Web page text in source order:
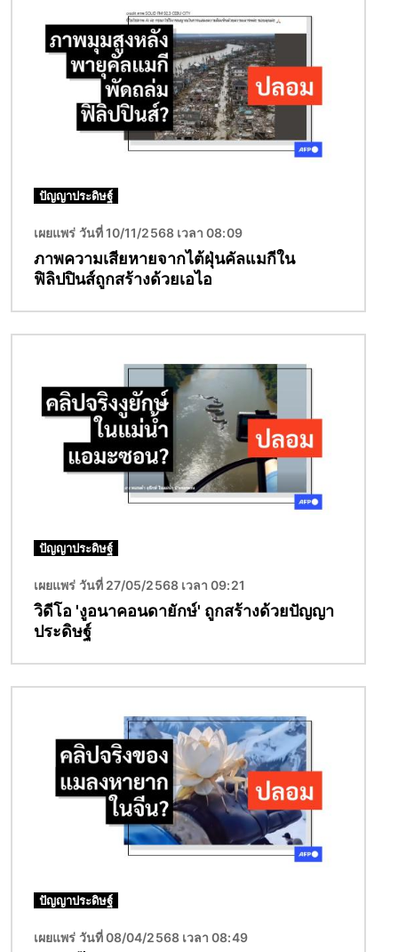
ปัญญาประดิษฐ์
เผยแพร่ วันที่ 10/11/2568 เวลา 08:09
ภาพความเสียหายจากไต้ฝุ่นคัลแมกีใน
ฟิลิปปินส์ถูกสร้างด้วยเอไอ
ปัญญาประดิษฐ์
เผยแพร่ วันที่ 27/05/2568 เวลา 09:21
วิดีโอ 'งูอนาคอนดายักษ์' ถูกสร้างด้วยปัญญา
ประดิษฐ์
ปัญญาประดิษฐ์
เผยแพร่ วันที่ 08/04/2568 เวลา 08:49